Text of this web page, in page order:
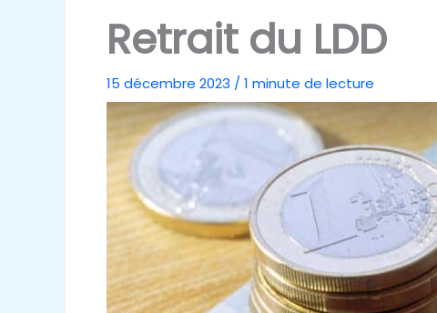
Retrait du LDD
15 décembre 2023 / 1 minute de lecture